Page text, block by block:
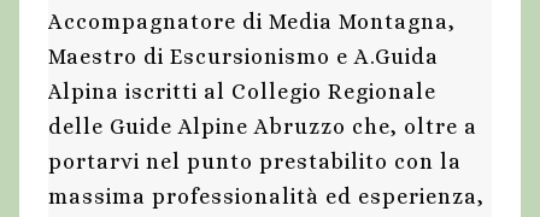
Accompagnatore di Media Montagna,
Maestro di Escursionismo e A.Guida
Alpina iscritti al Collegio Regionale
delle Guide Alpine Abruzzo che, oltre a
portarvi nel punto prestabilito con la
massima professionalità ed esperienza,